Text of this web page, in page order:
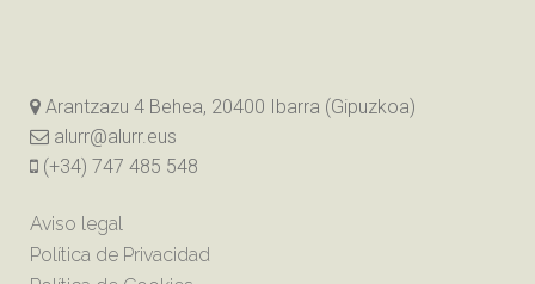
Arantzazu 4 Behea, 20400 Ibarra (Gipuzkoa)
alurr@alurr.eus
(+34) 747 485 548
Aviso legal
Política de Privacidad